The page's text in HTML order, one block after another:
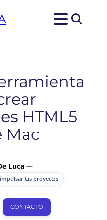
HTML5
Mac
Luca —
tus proyectos
CONTACTO